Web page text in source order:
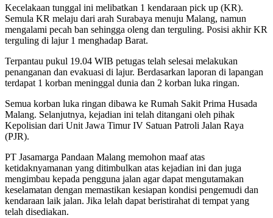
Kecelakaan tunggal ini melibatkan 1 kendaraan pick up (KR).
Semula KR melaju dari arah Surabaya menuju Malang, namun
mengalami pecah ban sehingga oleng dan terguling. Posisi akhir KR
terguling di lajur 1 menghadap Barat.
Terpantau pukul 19.04 WIB petugas telah selesai melakukan
penanganan dan evakuasi di lajur. Berdasarkan laporan di lapangan
terdapat 1 korban meninggal dunia dan 2 korban luka ringan.
Semua korban luka ringan dibawa ke Rumah Sakit Prima Husada
Malang. Selanjutnya, kejadian ini telah ditangani oleh pihak
Kepolisian dari Unit Jawa Timur IV Satuan Patroli Jalan Raya
(PJR).
PT Jasamarga Pandaan Malang memohon maaf atas
ketidaknyamanan yang ditimbulkan atas kejadian ini dan juga
mengimbau kepada pengguna jalan agar dapat mengutamakan
keselamatan dengan memastikan kesiapan kondisi pengemudi dan
kendaraan laik jalan. Jika lelah dapat beristirahat di tempat yang
telah disediakan.